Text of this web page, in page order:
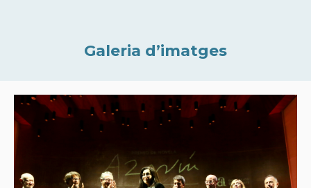
Galeria d’imatges